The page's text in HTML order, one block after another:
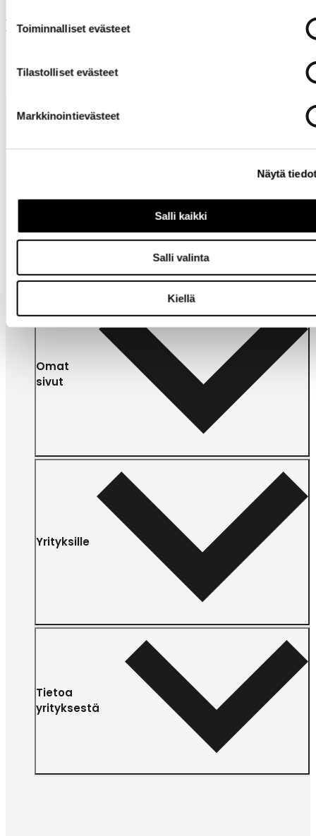
Toiminnalliset evästeet
Tilastolliset evästeet
Markkinointievästeet
Näytä
Salli kaikki
Salli valinta
Kiellä
Muut ostivat myös
Omat
sivut
Yrityksille
Tietoa
yrityksestä